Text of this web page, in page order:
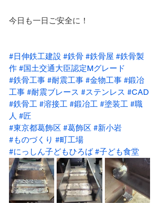
今日も一日ご安全に！
#日伸鉄工建設 #鉄骨 #鉄骨屋 #鉄骨製
作 #国土交通大臣認定Mグレード
#鉄骨工事 #耐震工事 #金物工事 #鍛冶
工事 #耐震ブレース #ステンレス #CAD
#鉄骨工 #溶接工 #鍛冶工 #塗装工 #職
人 #匠
#東京都葛飾区 #葛飾区 #新小岩
#ものづくり #町工場
#にっしん子どもひろば #子ども食堂